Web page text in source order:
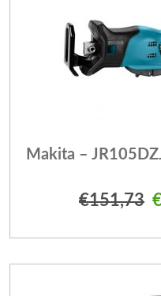
Makita –
€151,73